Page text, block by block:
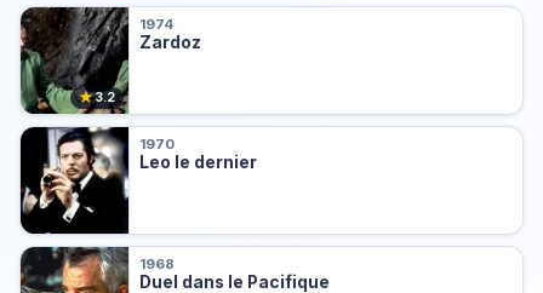
★3.2
1974
Zardoz
1970
Leo le dernier
1968
Duel dans le Pacifique